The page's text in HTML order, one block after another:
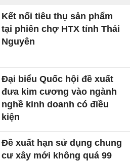
Kết nối tiêu thụ sản phẩm
tại phiên chợ HTX tỉnh Thái
Nguyên
Đại biểu Quốc hội đề xuất
đưa kim cương vào ngành
nghề kinh doanh có điều
kiện
Đề xuất hạn sử dụng chung
cư xây mới không quá 99